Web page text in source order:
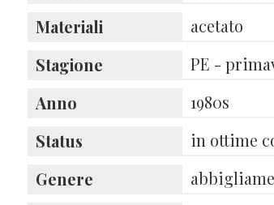
Materiali
acetato
Stagione
PE -
Anno
1980s
Status
in ottime
Genere